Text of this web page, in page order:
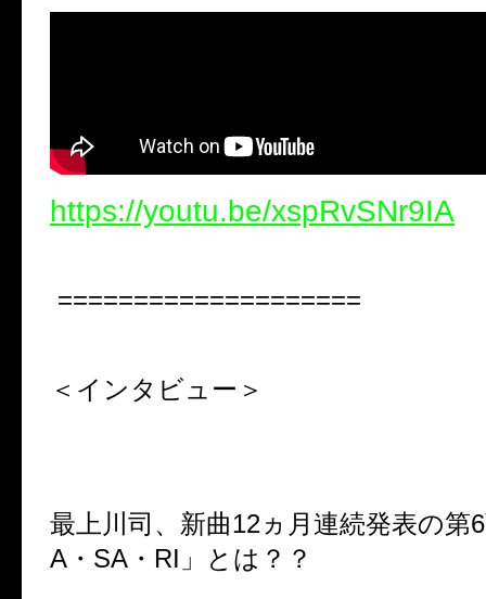
https://youtu.be/xspRvSNr9IA
====================
＜インタビュー＞
最上川司、新曲12ヵ月連続発表の第6
A ・ SA ・ RI 」とは？？